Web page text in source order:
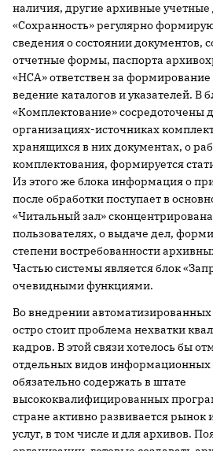
наличия, другие архивные
«Сохранность» регулярно
сведения о состоянии документов,
отчетные формы, паспорта
«НСА» ответствен за
ведение каталогов и указателей. В
«Комплектование» сосредоточены
организациях-источниках
хранящихся в них документах, о
комплектования, формируется
Из этого же блока информация о
после обработки поступает в
«Читальный зал»
пользователях, о выдаче дел,
степени востребованности
Частью системы является блок
очевидными функциями.
Во внедрении
остро стоит проблема нехватки
кадров. В этой связи хотелось бы
отдельных видов информационных
обязательно содержать в штате
высококвалифицированных
стране активно развивается
услуг, в том числе и для архивов.